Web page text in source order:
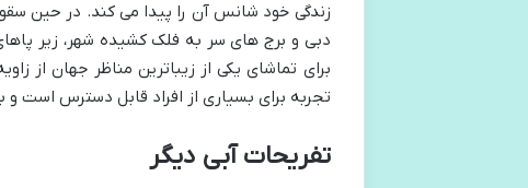
زندگی خود شانس آن را پیدا می کند. در حین
دبی و برج های سر به فلک کشیده شهر، زیر
برای تماشای یکی از زیباترین مناظر جهان از
تجربه برای بسیاری از افراد قابل دسترس است
تفریحات آبی دیگر